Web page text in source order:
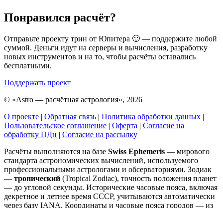
Понравился расчёт?
Отправьте проекту трин от Юпитера 🙂 — поддержите любой
суммой. Деньги идут на серверы и вычисления, разработку
новых инструментов и на то, чтобы расчёты оставались
бесплатными.
Поддержать проект
© «Astro — расчётная астрология», 2026
О проекте | Обратная связь | Политика обработки данных |
Пользовательское соглашение | Оферта | Согласие на
обработку ПДн | Согласие на рассылку
Расчёты выполняются на базе Swiss Ephemeris — мирового
стандарта астрономических вычислений, используемого
профессиональными астрологами и обсерваториями. Зодиак
— тропический (Tropical Zodiac), точность положения планет
— до угловой секунды. Исторические часовые пояса, включая
декретное и летнее время СССР, учитываются автоматически
через базу IANA. Координаты и часовые пояса городов — из